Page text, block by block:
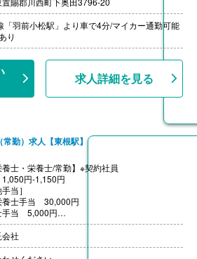
「羽前小松駅」より車で4分/マイカー通勤可能
り
求人詳細を見る
常勤）求人【東根駅】
養士・栄養士/常勤】※契約社員
1,050円‐1,150円
当］
養士手当 30,000円
手当 5,000円
手当 5,000円
者手当 5,000円
ー手当 4,000円
社